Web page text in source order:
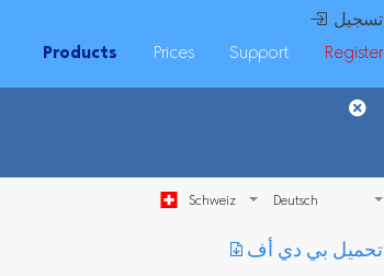
 تسجيل
Products
Prices Support Register
Schweiz
︎ تحميل بي دي أف